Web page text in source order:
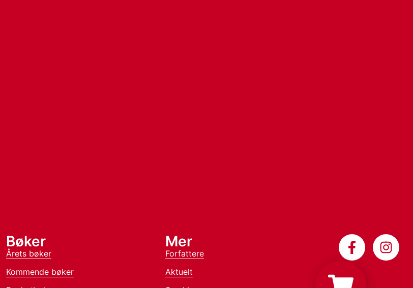
Bøker
Årets bøker
Kommende bøker
Mer
Forfattere
Aktuelt